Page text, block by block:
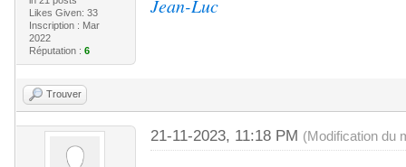
Likes Given: 33
Inscription : Mar
2022
Réputation : 6
Jean-Luc
Trouver
21-11-2023, 11:18 PM (Modification du